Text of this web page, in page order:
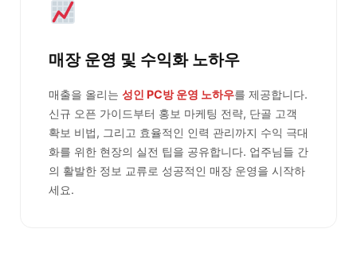
매장 운영 및 수익화 노하우
매출을 올리는 성인 PC방 운영 노하우를 제공합니다.
신규 오픈 가이드부터 홍보 마케팅 전략, 단골 고객
확보 비법, 그리고 효율적인 인력 관리까지 수익 극대
화를 위한 현장의 실전 팁을 공유합니다. 업주님들 간
의 활발한 정보 교류로 성공적인 매장 운영을 시작하
세요.